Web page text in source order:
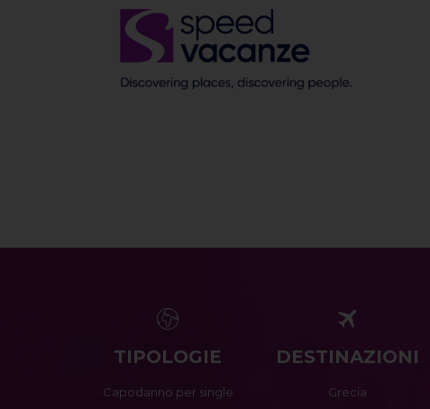
TIPOLOGIE
Capodanno per single
DESTINAZIONI
Grecia